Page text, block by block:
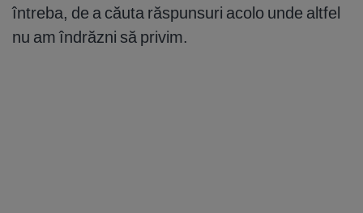
întreba, de a căuta răspunsuri acolo unde altfel
nu am îndrăzni să privim.